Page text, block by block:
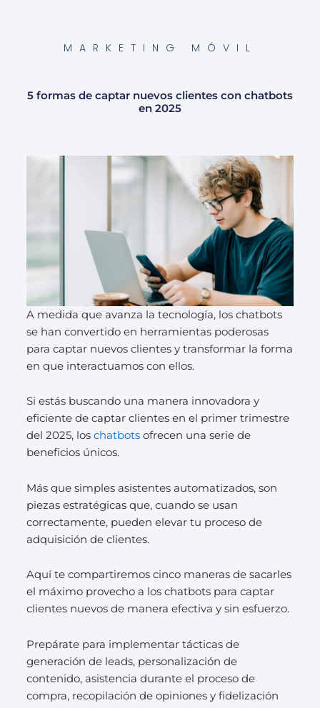
MARKETING MÓVIL
5 formas de captar nuevos clientes con chatbots
en 2025
A medida que avanza la tecnología, los chatbots
se han convertido en herramientas poderosas
para captar nuevos clientes y transformar la forma
en que interactuamos con ellos.
Si estás buscando una manera innovadora y
eficiente de captar clientes en el primer trimestre
del 2025, los chatbotsofrecen una serie de
beneficios únicos.
Más que simples asistentes automatizados, son
piezas estratégicas que, cuando se usan
correctamente, pueden elevar tu proceso de
adquisición de clientes.
Aquí te compartiremos cinco maneras de sacarles
el máximo provecho a los chatbots para captar
clientes nuevos de manera efectiva y sin esfuerzo.
Prepárate para implementar tácticas de
generación de leads, personalización de
contenido, asistencia durante el proceso de
compra, recopilación de opiniones y fidelización